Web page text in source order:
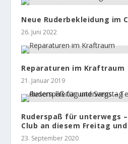
Neue Ruderbekleidung im
26. Juni 2022
Reparaturen im Kraftraum
21. Januar 2019
Ruderspaß für unterwegs
Club an diesem Freitag
23. September 2020